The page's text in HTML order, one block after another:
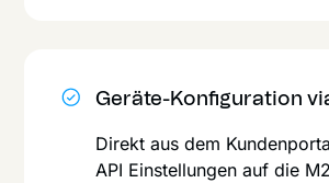
Geräte-Konfiguration
Direkt aus dem
API Einstellungen auf die